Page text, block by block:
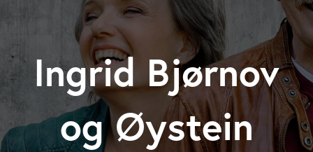
Ingrid Bjørnov
og Øystein